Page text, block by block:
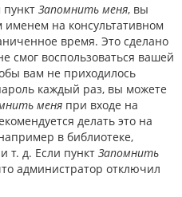
Запомнить меня, вы
именем на консультативном
время. Это сделано
смог воспользоваться вашей
вам не приходилось
каждый раз, вы можете
меня при входе на
делать это на
в библиотеке,
т. д. Если пункт Запомнить
администратор отключил